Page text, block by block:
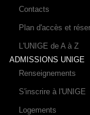
Contacts
Plan d'accès et
L'UNIGE de A à Z
ADMISSIONS UNIGE
Renseignements
S'inscrire à l'UNIGE
Logements